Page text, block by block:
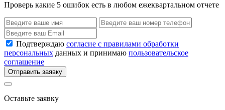
Проверь какие 5 ошибок есть в любом ежеквартальном отчете
Подтверждаю согласие с правилами обработки
персональных данных и принимаю пользовательское
соглашение
Отправить заявку
Оставьте заявку